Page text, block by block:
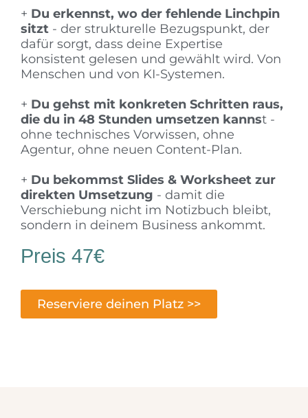
+ Du erkennst, wo der fehlende Linchpin
sitzt - der strukturelle Bezugspunkt, der
dafür sorgt, dass deine Expertise
konsistent gelesen und gewählt wird. Von
Menschen und von KI-Systemen.
+ Du gehst mit konkreten Schritten raus,
die du in 48 Stunden umsetzen kannst -
ohne technisches Vorwissen, ohne
Agentur, ohne neuen Content-Plan.
+ Du bekommst Slides & Worksheet zur
direkten Umsetzung - damit die
Verschiebung nicht im Notizbuch bleibt,
sondern in deinem Business ankommt.
Preis 47€
Reserviere deinen Platz >>